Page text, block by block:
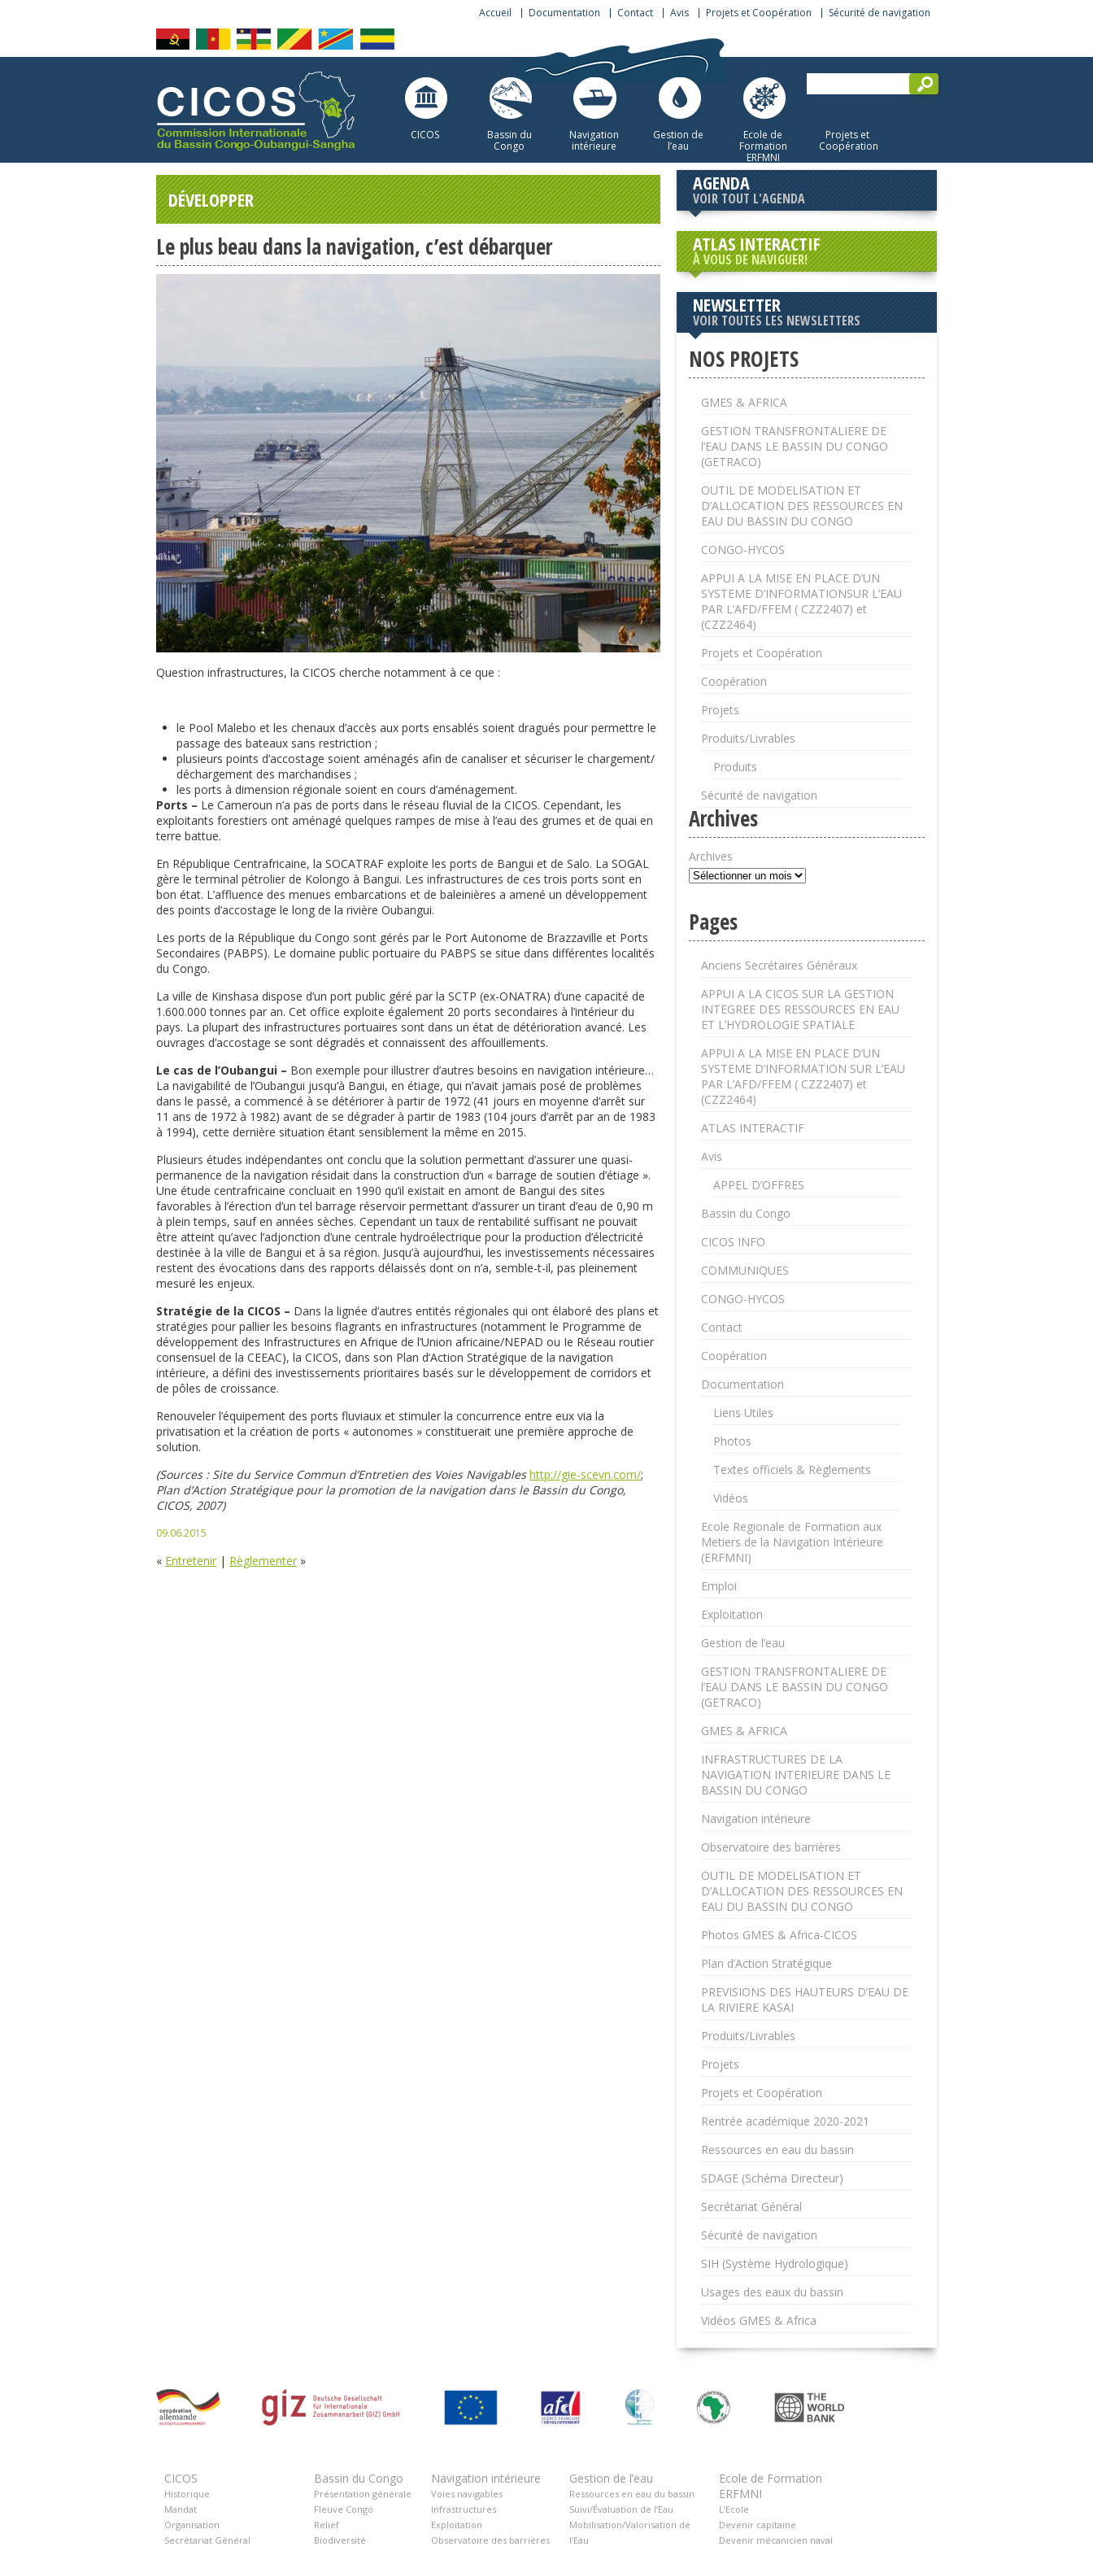
Accueil Documentation Contact Avis Projets et Coopération Sécurité de navigation
CICOS
Bassin du
Congo
Navigation
intérieure
Gestion de
l’eau
Ecole de
Formation
ERFMNI
Projets et
Coopération
DÉVELOPPER
Le plus beau dans la navigation, c’est débarquer
Question infrastructures, la CICOS cherche notamment à ce que :
le Pool Malebo et les chenaux d’accès aux ports ensablés soient dragués pour permettre le
passage des bateaux sans restriction ;
plusieurs points d’accostage soient aménagés afin de canaliser et sécuriser le chargement/
déchargement des marchandises ;
les ports à dimension régionale soient en cours d’aménagement.
Ports – Le Cameroun n’a pas de ports dans le réseau fluvial de la CICOS. Cependant, les
exploitants forestiers ont aménagé quelques rampes de mise à l’eau des grumes et de quai en
terre battue.
En République Centrafricaine, la SOCATRAF exploite les ports de Bangui et de Salo. La SOGAL
gère le terminal pétrolier de Kolongo à Bangui. Les infrastructures de ces trois ports sont en
bon état. L’affluence des menues embarcations et de baleinières a amené un développement
des points d’accostage le long de la rivière Oubangui.
Les ports de la République du Congo sont gérés par le Port Autonome de Brazzaville et Ports
Secondaires (PABPS). Le domaine public portuaire du PABPS se situe dans différentes localités
du Congo.
La ville de Kinshasa dispose d’un port public géré par la SCTP (ex-ONATRA) d’une capacité de
1.600.000 tonnes par an. Cet office exploite également 20 ports secondaires à l’intérieur du
pays. La plupart des infrastructures portuaires sont dans un état de détérioration avancé. Les
ouvrages d’accostage se sont dégradés et connaissent des affouillements.
Le cas de l’Oubangui – Bon exemple pour illustrer d’autres besoins en navigation intérieure…
La navigabilité de l’Oubangui jusqu’à Bangui, en étiage, qui n’avait jamais posé de problèmes
dans le passé, a commencé à se détériorer à partir de 1972 (41 jours en moyenne d’arrêt sur
11 ans de 1972 à 1982) avant de se dégrader à partir de 1983 (104 jours d’arrêt par an de 1983
à 1994), cette dernière situation étant sensiblement la même en 2015.
Plusieurs études indépendantes ont conclu que la solution permettant d’assurer une quasi-
permanence de la navigation résidait dans la construction d’un « barrage de soutien d’étiage ».
Une étude centrafricaine concluait en 1990 qu’il existait en amont de Bangui des sites
favorables à l’érection d’un tel barrage réservoir permettant d’assurer un tirant d’eau de 0,90 m
à plein temps, sauf en années sèches. Cependant un taux de rentabilité suffisant ne pouvait
être atteint qu’avec l’adjonction d’une centrale hydroélectrique pour la production d’électricité
destinée à la ville de Bangui et à sa région. Jusqu’à aujourd’hui, les investissements nécessaires
restent des évocations dans des rapports délaissés dont on n’a, semble-t-il, pas pleinement
mesuré les enjeux.
Stratégie de la CICOS – Dans la lignée d’autres entités régionales qui ont élaboré des plans et
stratégies pour pallier les besoins flagrants en infrastructures (notamment le Programme de
développement des Infrastructures en Afrique de l’Union africaine/NEPAD ou Ie Réseau routier
consensuel de la CEEAC), la CICOS, dans son Plan d’Action Stratégique de la navigation
intérieure, a défini des investissements prioritaires basés sur le développement de corridors et
de pôles de croissance.
Renouveler l’équipement des ports fluviaux et stimuler la concurrence entre eux via la
privatisation et la création de ports « autonomes » constituerait une première approche de
solution.
(Sources : Site du Service Commun d’Entretien des Voies Navigableshttp://gie-scevn.com/;
Plan d’Action Stratégique pour la promotion de la navigation dans le Bassin du Congo,
CICOS, 2007)
09.06.2015
« Entretenir | Règlementer »
AGENDA
VOIR TOUT L'AGENDA
ATLAS INTERACTIF
À VOUS DE NAVIGUER!
NEWSLETTER
VOIR TOUTES LES NEWSLETTERS
NOS PROJETS
GMES & AFRICA
GESTION TRANSFRONTALIERE DE
l’EAU DANS LE BASSIN DU CONGO
(GETRACO)
OUTIL DE MODELISATION ET
D’ALLOCATION DES RESSOURCES EN
EAU DU BASSIN DU CONGO
CONGO-HYCOS
APPUI A LA MISE EN PLACE D’UN
SYSTEME D’INFORMATIONSUR L’EAU
PAR L’AFD/FFEM ( CZZ2407) et
(CZZ2464)
Projets et Coopération
Coopération
Projets
Produits/Livrables
Produits
Sécurité de navigation
Archives
Archives
Pages
Anciens Secrétaires Généraux
APPUI A LA CICOS SUR LA GESTION
INTEGREE DES RESSOURCES EN EAU
ET L’HYDROLOGIE SPATIALE
APPUI A LA MISE EN PLACE D’UN
SYSTEME D’INFORMATION SUR L’EAU
PAR L’AFD/FFEM ( CZZ2407) et
(CZZ2464)
ATLAS INTERACTIF
Avis
APPEL D’OFFRES
Bassin du Congo
CICOS INFO
COMMUNIQUES
CONGO-HYCOS
Contact
Coopération
Documentation
Liens Utiles
Photos
Textes officiels & Règlements
Vidéos
Ecole Regionale de Formation aux
Metiers de la Navigation Intérieure
(ERFMNI)
Emploi
Exploitation
Gestion de l’eau
GESTION TRANSFRONTALIERE DE
l’EAU DANS LE BASSIN DU CONGO
(GETRACO)
GMES & AFRICA
INFRASTRUCTURES DE LA
NAVIGATION INTERIEURE DANS LE
BASSIN DU CONGO
Navigation intérieure
Observatoire des barrières
OUTIL DE MODELISATION ET
D’ALLOCATION DES RESSOURCES EN
EAU DU BASSIN DU CONGO
Photos GMES & Africa-CICOS
Plan d’Action Stratégique
PREVISIONS DES HAUTEURS D’EAU DE
LA RIVIERE KASAI
Produits/Livrables
Projets
Projets et Coopération
Rentrée académique 2020-2021
Ressources en eau du bassin
SDAGE (Schéma Directeur)
Secrétariat Général
Sécurité de navigation
SIH (Système Hydrologique)
Usages des eaux du bassin
Vidéos GMES & Africa
CICOS
Historique
Mandat
Organisation
Secrétariat Général
Bassin du Congo
Présentation générale
Fleuve Congo
Relief
Biodiversité
Navigation intérieure
Voies navigables
Infrastructures
Exploitation
Observatoire des barrières
Gestion de l’eau
Ressources en eau du bassin
Suivi/Évaluation de l’Eau
Mobilisation/Valorisation de
l’Eau
Ecole de Formation
ERFMNI
L’Ecole
Devenir capitaine
Devenir mécanicien naval